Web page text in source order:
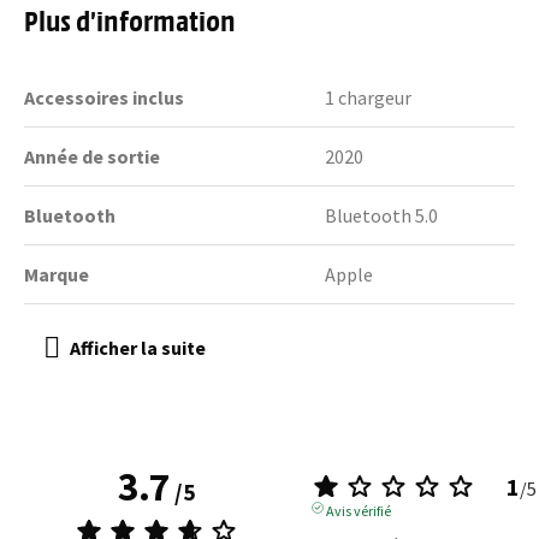
Plus d’information
Accessoires inclus 1 chargeur
Année de sortie 2020
Bluetooth Bluetooth 5.0
Marque Apple
3.7/5 1/5
Avis vérifié